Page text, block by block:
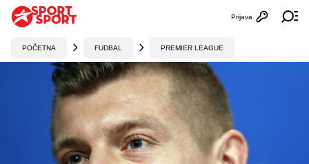
Otvori
Prijava
POČETNA FUDBAL PREMIER LEAGUE